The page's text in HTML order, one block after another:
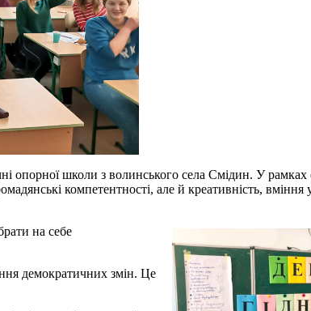
опорної школи з волинського села Смідин. У рамках
компетентності, але й креативність,
на себе
демократичних змін. Це